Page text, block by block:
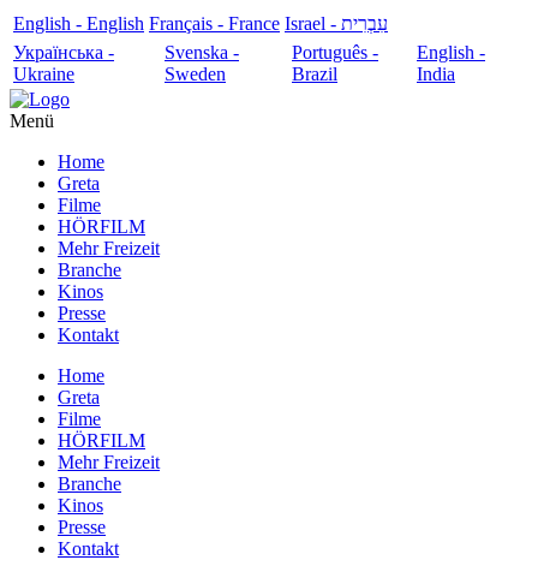
English - English Français - France
עִבְרִית - Israel
Українська -
Ukraine
Svenska -
Sweden
Português -
Brazil
English -
India
Menü
Home
Greta
Filme
HÖRFILM
Mehr Freizeit
Branche
Kinos
Presse
Kontakt
Home
Greta
Filme
HÖRFILM
Mehr Freizeit
Branche
Kinos
Presse
Kontakt